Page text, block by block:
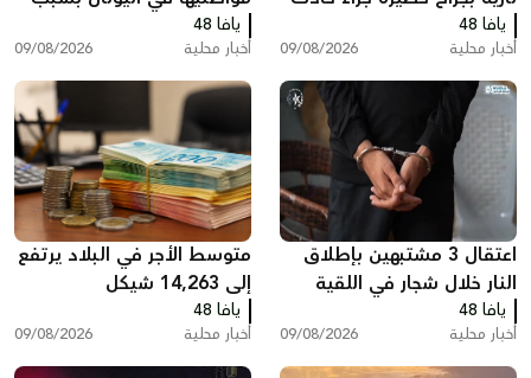
طرق
يافا 48
أخبار محلية 09/08/2026
مظاهرات دعم لغزة
يافا 48
أخبار محلية 09/08/2026
اعتقال 3 مشتبهين بإطلاق
النار خلال شجار في اللقية
يافا 48
أخبار محلية 09/08/2026
متوسط الأجر في البلاد يرتفع
إلى 14,263 شيكل
يافا 48
أخبار محلية 09/08/2026